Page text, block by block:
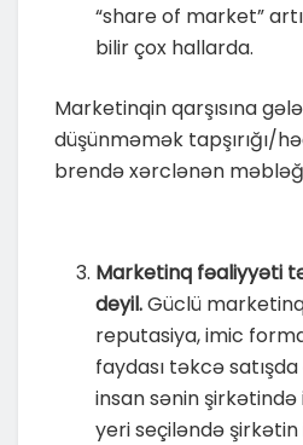
“share of market”
bilir çox hallarda.
Marketinqin qarşısına
düşünməmək tapşırığı/
brendə xərclənən
Marketinq fəaliyyəti
deyil.Güclü
reputasiya, imic
faydası təkcə
insan sənin
yeri seçiləndə